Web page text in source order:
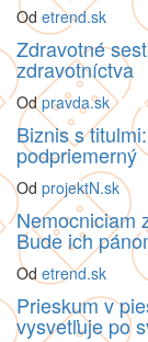
Od etrend.sk
Zdravotné
zdravotníctva
Odpravda.sk
Biznis s
podpriemerný
Od projektN.sk
Nemocniciam
Bude ich
Od etrend.sk
Prieskum v
vysvetľuje po